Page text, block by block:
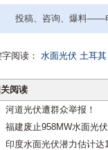
投稿、咨询、爆料——
阅读： 水面光伏 土耳其
阅读
河道光伏遭群众举报！
福建废止958MW水面光
印度水面光伏潜力估计达